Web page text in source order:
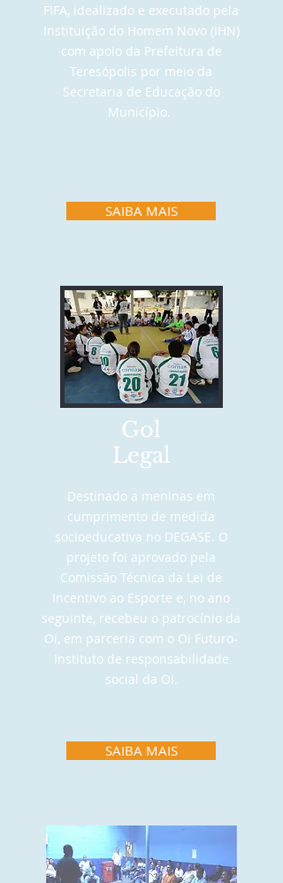
FIFA, idealizado e executado pela
Instituição do Homem Novo (IHN)
com apoio da Prefeitura de
Teresópolis por meio da
Secretaria de Educação do
Município.
SAIBA MAIS
Gol
Legal
Destinado a meninas em
cumprimento de medida
socioeducativa no DEGASE. O
projeto foi aprovado pela
Comissão Técnica da Lei de
Incentivo ao Esporte e, no ano
seguinte, recebeu o patrocínio da
Oi, em parceria com o Oi Futuro-
Instituto de responsabilidade
social da Oi.
SAIBA MAIS